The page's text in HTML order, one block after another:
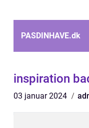
PASDINHAVE.dk
inspiration
03 januar 2024